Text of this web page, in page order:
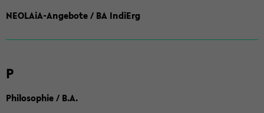
NEOLAiA-Angebote / BA IndiErg
P
Philosophie / B.A.